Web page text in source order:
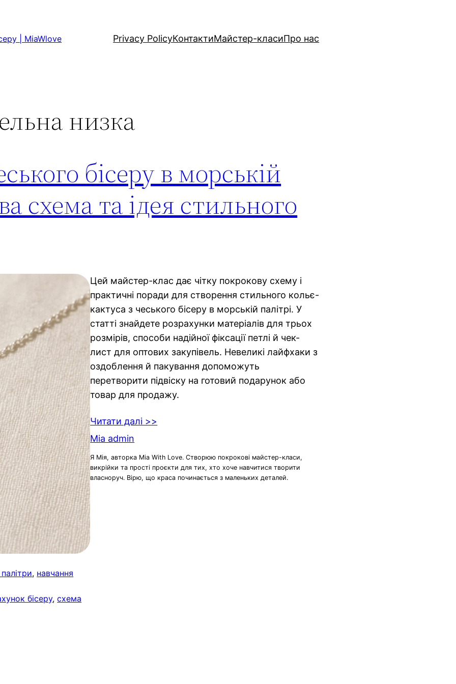
| MiaWlove Privacy PolicyКонтактиМайстер-класиПро нас
низка
бісеру в морській
схема та ідея стильного
, навчання
бісеру, схема
Цей майстер-клас дає чітку покрокову схему і
практичні поради для створення стильного кольє-
кактуса з чеського бісеру в морській палітрі. У
статті знайдете розрахунки матеріалів для трьох
розмірів, способи надійної фіксації петлі й чек-
лист для оптових закупівель. Невеликі лайфхаки з
оздоблення й пакування допоможуть
перетворити підвіску на готовий подарунок або
товар для продажу.
Читати далі >>
Mia admin
Я Мія, авторка Mia With Love. Створюю покрокові майстер-класи,
викрійки та прості проєкти для тих, хто хоче навчитися творити
власноруч. Вірю, що краса починається з маленьких деталей.